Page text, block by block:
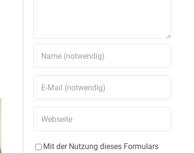
Mit der Nutzung dieses Formulars